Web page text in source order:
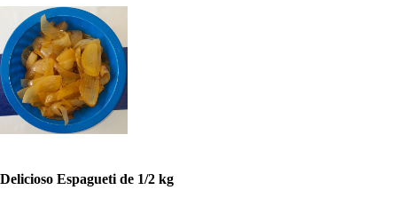
Delicioso Espagueti de 1/2 kg